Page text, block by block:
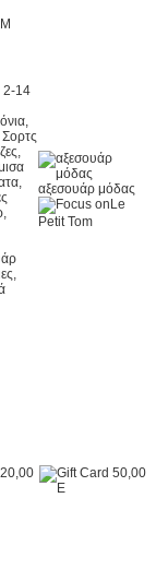
2-14
αξεσουάρ μόδας
Le
Petit Tom